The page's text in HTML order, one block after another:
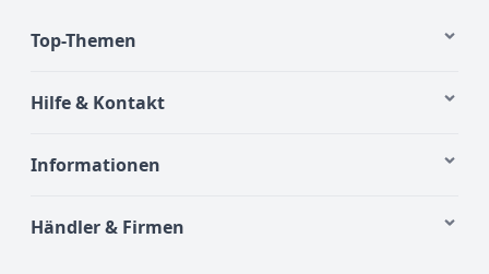
Top-Themen
Hilfe & Kontakt
Informationen
Händler & Firmen